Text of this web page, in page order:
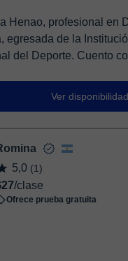
Henao, profesional en
egresada de la
del Deporte. Cuento
Ver disponibilidad
5,0 (1)
/clase
Ofrece prueba gratuita